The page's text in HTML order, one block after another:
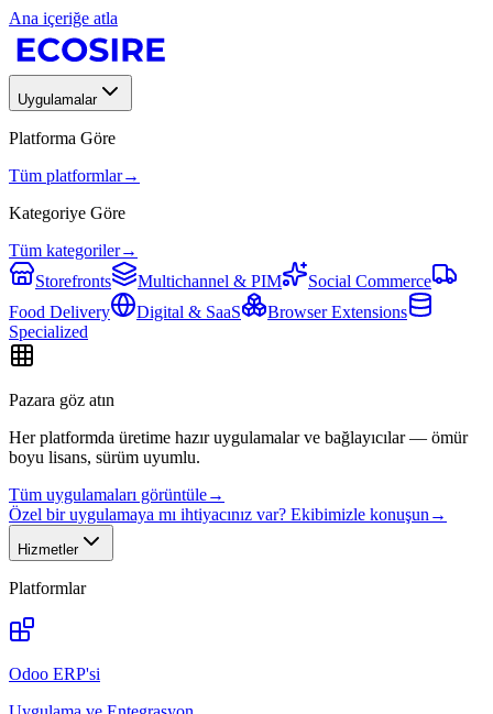
Ana içeriğe atla
Uygulamalar
Platforma Göre
Tüm platformlar→
Kategoriye Göre
Tüm kategoriler→
Storefronts
Multichannel & PIM
Social Commerce
Food Delivery
Digital & SaaS
Browser Extensions
Specialized
Pazara göz atın
Her platformda üretime hazır uygulamalar ve bağlayıcılar — ömür
boyu lisans, sürüm uyumlu.
Tüm uygulamaları görüntüle→
Özel bir uygulamaya mı ihtiyacınız var? Ekibimizle konuşun →
Hizmetler
Platformlar
Odoo ERP'si